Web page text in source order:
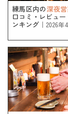
練馬区内の深夜
口コミ・レビュー
ンキング｜ 2026年